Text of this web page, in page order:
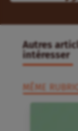
Autres
intéresser
MÊME